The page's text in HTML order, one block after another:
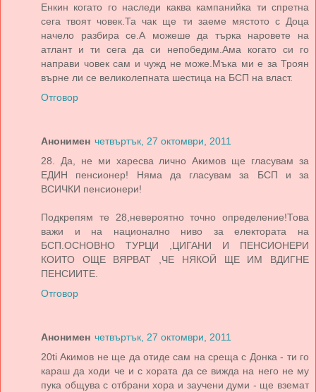
Енкин когато го наследи каква кампанийка ти спретна
сега твоят човек.Та чак ще ти заеме мястото с Доца
начело разбира се.А можеше да търка наровете на
атлант и ти сега да си непобедим.Ама когато си го
направи човек сам и чужд не може.Мъка ми е за Троян
върне ли се великолепната шестица на БСП на власт.
Отговор
Анонимен четвъртък, 27 октомври, 2011
28. Да, не ми харесва лично Акимов ще гласувам за
ЕДИН пенсионер! Няма да гласувам за БСП и за
ВСИЧКИ пенсионери!
Подкрепям те 28,невероятно точно определение!Това
важи и на национално ниво за електората на
БСП.ОСНОВНО ТУРЦИ ,ЦИГАНИ И ПЕНСИОНЕРИ
КОИТО ОЩЕ ВЯРВАТ ,ЧЕ НЯКОЙ ЩЕ ИМ ВДИГНЕ
ПЕНСИИТЕ.
Отговор
Анонимен четвъртък, 27 октомври, 2011
20ti Акимов не ще да отиде сам на среща с Донка - ти го
караш да ходи че и с хората да се вижда на него не му
пука общува с отбрани хора и заучени думи - ще вземат